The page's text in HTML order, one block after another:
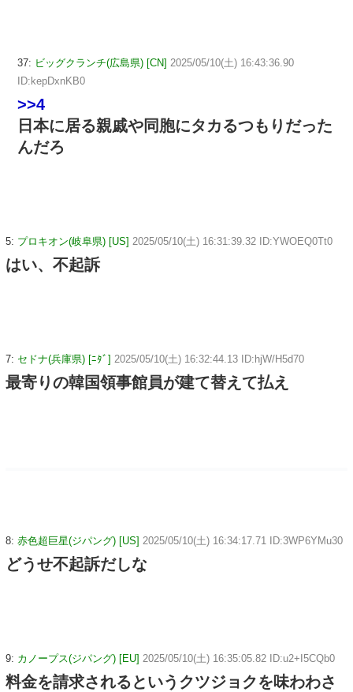
37: ビッグクランチ(広島県) [CN] 2025/05/10(土) 16:43:36.90
ID:kepDxnKB0
>>4
日本に居る親戚や同胞にタカるつもりだった
んだろ
5: プロキオン(岐阜県) [US] 2025/05/10(土) 16:31:39.32 ID:YWOEQ0Tt0
はい、不起訴
7: セドナ(兵庫県) [ﾆﾀﾞ] 2025/05/10(土) 16:32:44.13 ID:hjW/H5d70
最寄りの韓国領事館員が建て替えて払え
8: 赤色超巨星(ジパング) [US] 2025/05/10(土) 16:34:17.71 ID:3WP6YMu30
どうせ不起訴だしな
9: カノープス(ジパング) [EU] 2025/05/10(土) 16:35:05.82 ID:u2+I5CQb0
料金を請求されるというクツジョクを味わわさ